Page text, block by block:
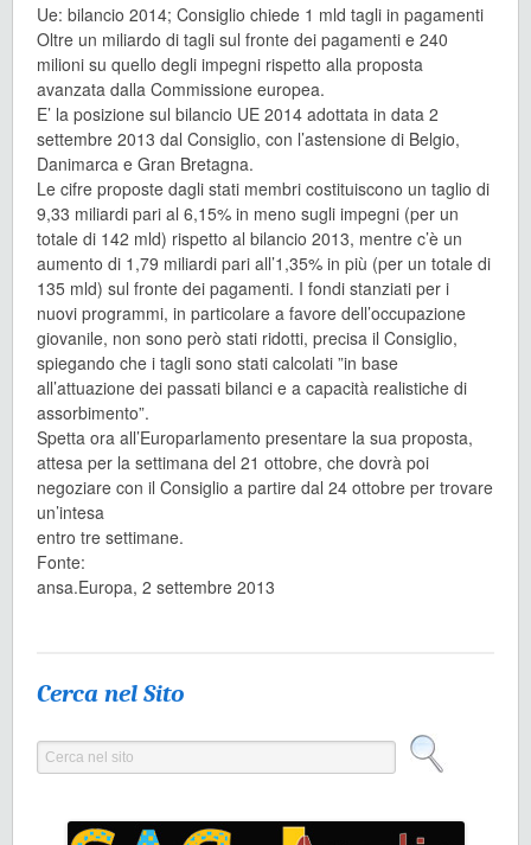
Ue: bilancio 2014; Consiglio chiede 1 mld tagli in pagamenti
Oltre un miliardo di tagli sul fronte dei pagamenti e 240
milioni su quello degli impegni rispetto alla proposta
avanzata dalla Commissione europea.
E’ la posizione sul bilancio UE 2014 adottata in data 2
settembre 2013 dal Consiglio, con l’astensione di Belgio,
Danimarca e Gran Bretagna.
Le cifre proposte dagli stati membri costituiscono un taglio di
9,33 miliardi pari al 6,15% in meno sugli impegni (per un
totale di 142 mld) rispetto al bilancio 2013, mentre c’è un
aumento di 1,79 miliardi pari all’1,35% in più (per un totale di
135 mld) sul fronte dei pagamenti. I fondi stanziati per i
nuovi programmi, in particolare a favore dell’occupazione
giovanile, non sono però stati ridotti, precisa il Consiglio,
spiegando che i tagli sono stati calcolati ”in base
all’attuazione dei passati bilanci e a capacità realistiche di
assorbimento”.
Spetta ora all’Europarlamento presentare la sua proposta,
attesa per la settimana del 21 ottobre, che dovrà poi
negoziare con il Consiglio a partire dal 24 ottobre per trovare
un’intesa
entro tre settimane.
Fonte:
ansa.Europa, 2 settembre 2013
Cerca nel Sito